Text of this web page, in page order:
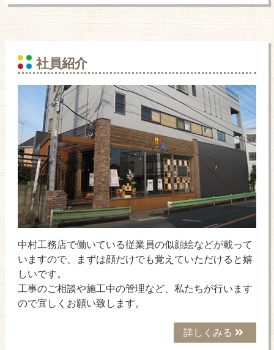
社員紹介
中村工務店で働いている従業員の似顔絵などが載って
いますので、まずは顔だけでも覚えていただけると嬉
しいです。
工事のご相談や施工中の管理など、私たちが行います
ので宜しくお願い致します。
詳しくみる